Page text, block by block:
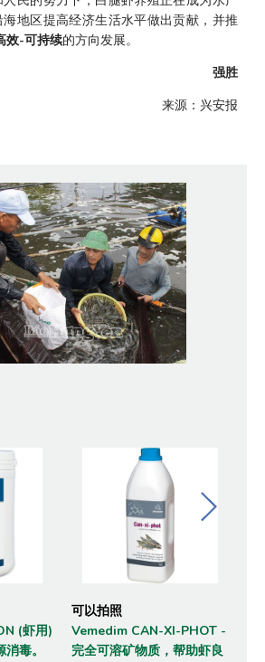
地区提高经济生活水平做出贡献，并推
效-可持续的方向发展。
强胜
来源：兴安报
(虾用)
毒。
可以拍照
Vemedim CAN-XI-PHOT -
完全可溶矿物质，帮助虾良